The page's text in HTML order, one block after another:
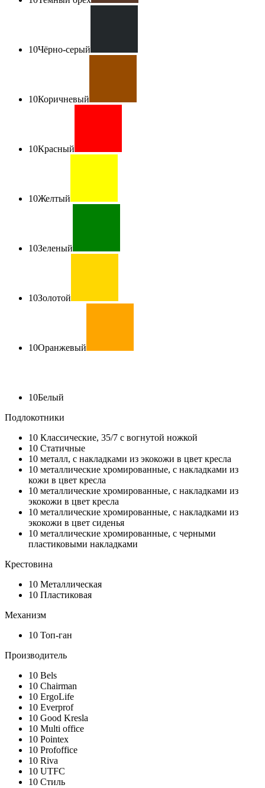
10Чёрно-серый
10Коричневый
10Красный
10Желтый
10Зеленый
10Золотой
10Оранжевый
10Белый
Подлокотники
10 Классические, 35/7 с вогнутой ножкой
10 Статичные
10 металл, с накладками из экокожи в цвет кресла
10 металлические хромированные, с накладками из
кожи в цвет кресла
10 металлические хромированные, с накладками из
экокожи в цвет кресла
10 металлические хромированные, с накладками из
экокожи в цвет сиденья
10 металлические хромированные, с черными
пластиковыми накладками
Крестовина
10 Металлическая
10 Пластиковая
Механизм
10 Топ-ган
Производитель
10 Bels
10 Chairman
10 ErgoLife
10 Everprof
10 Good Kresla
10 Multi office
10 Pointex
10 Profoffice
10 Riva
10 UTFC
10 Стиль